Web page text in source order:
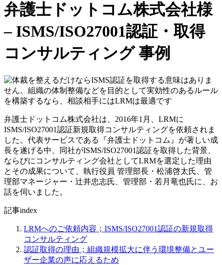
弁護士ドットコム株式会社様
– ISMS/ISO27001認証・取得
コンサルティング 事例
弁護士ドットコム株式会社は、2016年1月、LRMに
ISMS/ISO27001認証新規取得コンサルティングを依頼されま
した。代表サービスである『弁護士ドットコム』が著しい成
長を遂げる中、同社がISMS/ISO27001認証を取得した背景、
ならびにコンサルティング会社としてLRMを選定した理由
とその成果について、執行役員 管理部長・松浦啓太氏、管
理部マネージャー・辻井忠志氏、管理部・若月竜也氏に、お
話を伺いました。
記事index
LRMへのご依頼内容；ISMS/ISO27001認証の新規取得
コンサルティング
認証取得の理由；組織規模拡大に伴う環境整備とユー
ザー企業の声に応えるため